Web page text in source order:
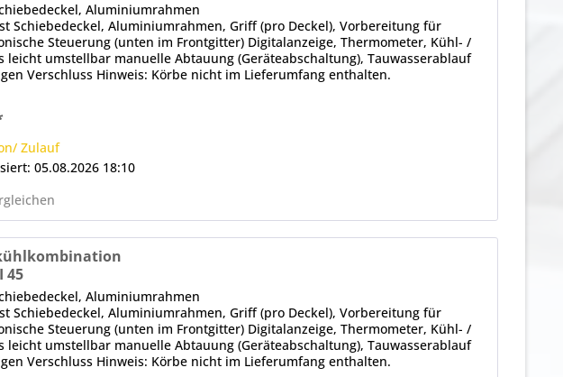
Aluminiumrahmen
Schiebedeckel, Aluminiumrahmen, Griff (pro Deckel), Vorbereitung für
Steuerung (unten im Frontgitter) Digitalanzeige, Thermometer, Kühl- /
leicht umstellbar manuelle Abtauung (Geräteabschaltung), Tauwasserablauf
Verschluss Hinweis: Körbe nicht im Lieferumfang enthalten.
Zulauf
05.08.2026 18:10
45
Aluminiumrahmen
Schiebedeckel, Aluminiumrahmen, Griff (pro Deckel), Vorbereitung für
Steuerung (unten im Frontgitter) Digitalanzeige, Thermometer, Kühl- /
leicht umstellbar manuelle Abtauung (Geräteabschaltung), Tauwasserablauf
Verschluss Hinweis: Körbe nicht im Lieferumfang enthalten.